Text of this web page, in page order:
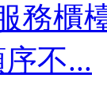
務櫃
不...